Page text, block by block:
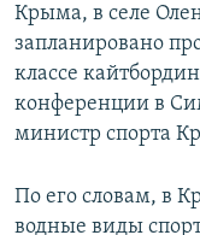
поискуИНФОГРАФИКА
ТЕЛЕПРОЕКТ
СОВЕТЫ
ПОБЕДИТЕЛЕЙ НЕ
КАК ОБОЙТИ
Українською
Qırımtatar
ПРИСОЕДИНЯЙТЕСЬ!
Крыма, в селе
запланировано
классе
конференции в
министр спорта
По его словам, в
водные виды